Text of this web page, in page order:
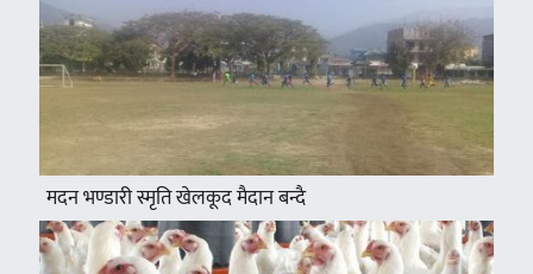
मदन भण्डारी स्मृति खेलकूद मैदान बन्दै